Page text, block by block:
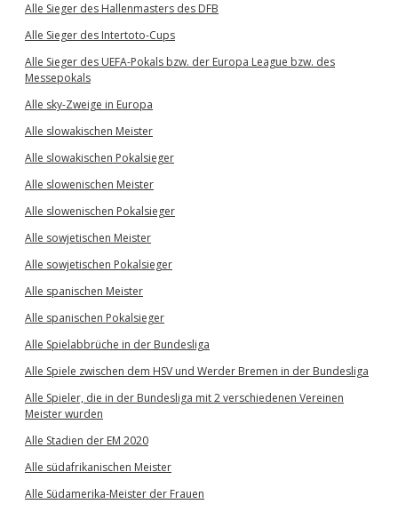
Alle Sieger des Hallenmasters des DFB
Alle Sieger des Intertoto-Cups
Alle Sieger des UEFA-Pokals bzw. der Europa League bzw. des
Messepokals
Alle sky-Zweige in Europa
Alle slowakischen Meister
Alle slowakischen Pokalsieger
Alle slowenischen Meister
Alle slowenischen Pokalsieger
Alle sowjetischen Meister
Alle sowjetischen Pokalsieger
Alle spanischen Meister
Alle spanischen Pokalsieger
Alle Spielabbrüche in der Bundesliga
Alle Spiele zwischen dem HSV und Werder Bremen in der Bundesliga
Alle Spieler, die in der Bundesliga mit 2 verschiedenen Vereinen
Meister wurden
Alle Stadien der EM 2020
Alle südafrikanischen Meister
Alle Südamerika-Meister der Frauen